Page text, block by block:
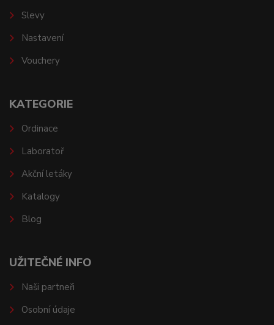
Slevy
Nastavení
Vouchery
KATEGORIE
Ordinace
Laboratoř
Akční letáky
Katalogy
Blog
UŽITEČNÉ INFO
Naši partneři
Osobní údaje